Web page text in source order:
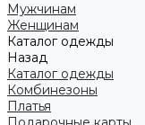
Мужчинам
Женщинам
Каталог одежды
Назад
Каталог одежды
Комбинезоны
Платья